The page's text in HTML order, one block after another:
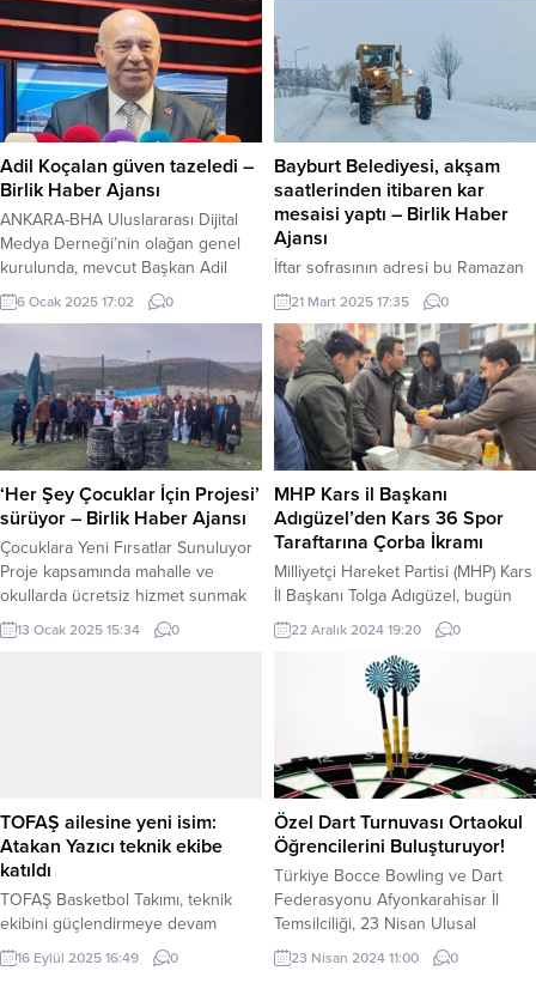
Adil Koçalan güven tazeledi –
Birlik Haber Ajansı
ANKARA-BHA Uluslararası Dijital
Medya Derneği’nin olağan genel
kurulunda, mevcut Başkan Adil
Koçalan oybirliğiyle yeniden
başkan seçilerek görevine devam
televizyonu ve dernek merkezinde
yoğun katılımla gerçekleşti. Genel
Kurul SüreciToplantı, Basın Birliği 2.
Başkanı Lami Şevki Erdoğdu,
Avukat Yiğithan Yücel ve
Akademisyen Asıl Sengün’den
oluşan Divan Kurulu’nun...
6 Ocak 2025 17:02 0
Bayburt Belediyesi, akşam
saatlerinden itibaren kar
mesaisi yaptı – Birlik Haber
Ajansı
İftar sofrasının adresi bu Ramazan
eski halk eğitim merkezi kurulacak
Yaşar Yıldız-Bayburt Kar yağışının
başladığı akşam saatlerinden
itibaren sahaya çıkan ekipler gece
boyunca çalışmalarını sürdürürken
hala faaliyetlerine devam ediyor.
Karla mücadeleyi gündüzde
sürdüren ekipler bir yandan ana
arterler, mahalleler ve ara
sokaklarda kar temizliğini
aksatmazken bir yandan da
kaldırımlar...
21 Mart 2025 17:35 0
‘Her Şey Çocuklar İçin Projesi’
sürüyor – Birlik Haber Ajansı
Çocuklara Yeni Fırsatlar Sunuluyor
Proje kapsamında mahalle ve
okullarda ücretsiz hizmet sunmak
amacıyla çocuk parkları ve eğlence
parkurları oluşturuluyor. Ayrıca,
sağlama fırsatı bulacak. Eğitim ve
Kültürel Faaliyetler Proje,...
13 Ocak 2025 15:34 0
MHP Kars il Başkanı
Adıgüzel’den Kars 36 Spor
Taraftarına Çorba İkramı
Milliyetçi Hareket Partisi (MHP) Kars
İl Başkanı Tolga Adıgüzel, bugün
oynanan Kars 36 Spor- Rize Özel
İdare Spor maçı öncesi taraftarlara
çorba ikramında bulundu. 22 Aralık
2024, 22:18 yayınlandı KARS-BHA
Milliyetçi Hareket Partisi (MHP) Kars
İl Başkanı Tolga...
22 Aralık 2024 19:20 0
TOFAŞ ailesine yeni isim:
Atakan Yazıcı teknik ekibe
katıldı
TOFAŞ Basketbol Takımı, teknik
ekibini güçlendirmeye devam
ediyor. BURSA (İGFA) – Son olarak
Manisa Basket’te asistan ve
16 Eylül 2025 16:49 0
Özel Dart Turnuvası Ortaokul
Öğrencilerini Buluşturuyor!
Türkiye Bocce Bowling ve Dart
Federasyonu Afyonkarahisar İl
Temsilciliği, 23 Nisan Ulusal
Egemenlik ve Çocuk Bayramı’nı
coşkuyla kutlamak için ortaokul
23 Nisan 2024 11:00 0